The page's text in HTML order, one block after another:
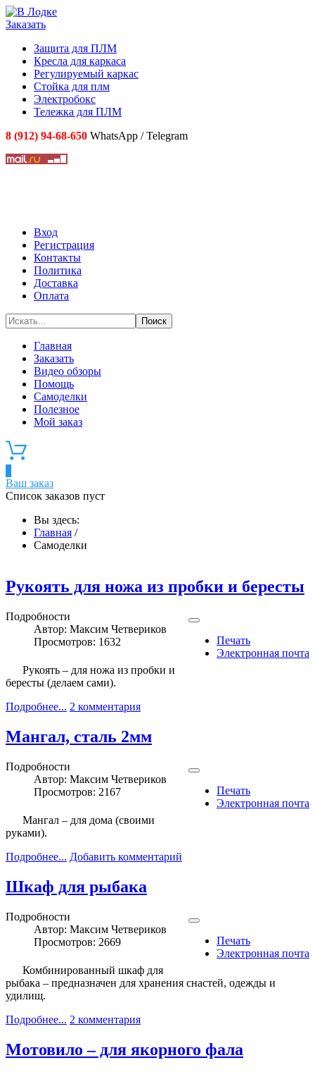
Заказать
Защита для ПЛМ
Кресла для каркаса
Регулируемый каркас
Стойка для плм
Электробокс
Тележка для ПЛМ
8 (912) 94-68-650 WhatsApp / Telegram
Вход
Регистрация
Контакты
Политика
Доставка
Оплата
Главная
Заказать
Видео обзоры
Помощь
Самоделки
Полезное
Мой заказ
Ваш заказ
Список заказов пуст
Вы здесь:
Главная /
Самоделки
Рукоять для ножа из пробки и бересты
Печать
Электронная почта
Подробности
Автор: Максим Четвериков
Просмотров: 1632
Рукоять – для ножа из пробки и
бересты (делаем сами).
Подробнее... 2 комментария
Мангал, сталь 2мм
Печать
Электронная почта
Подробности
Автор: Максим Четвериков
Просмотров: 2167
Мангал – для дома (своими
руками).
Подробнее... Добавить комментарий
Шкаф для рыбака
Печать
Электронная почта
Подробности
Автор: Максим Четвериков
Просмотров: 2669
Комбинированный шкаф для
рыбака – предназначен для хранения снастей, одежды и
удилищ.
Подробнее... 2 комментария
Мотовило – для якорного фала